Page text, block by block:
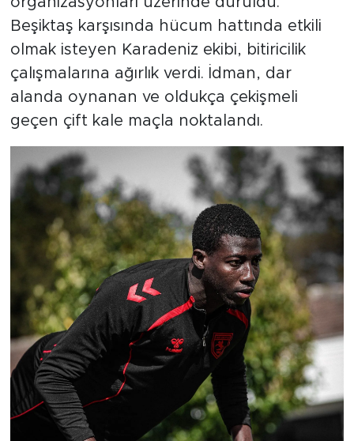
Beşiktaş karşısında hücum hattında etkili
olmak isteyen Karadeniz ekibi, bitiricilik
çalışmalarına ağırlık verdi. İdman, dar
alanda oynanan ve oldukça çekişmeli
geçen çift kale maçla noktalandı.